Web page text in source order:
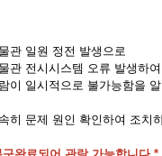
관 일원 정전 발생으로
관 전시시스템 오류 발생하여
이 일시적으로 불가능함을
히 문제 원인 확인하여 조치